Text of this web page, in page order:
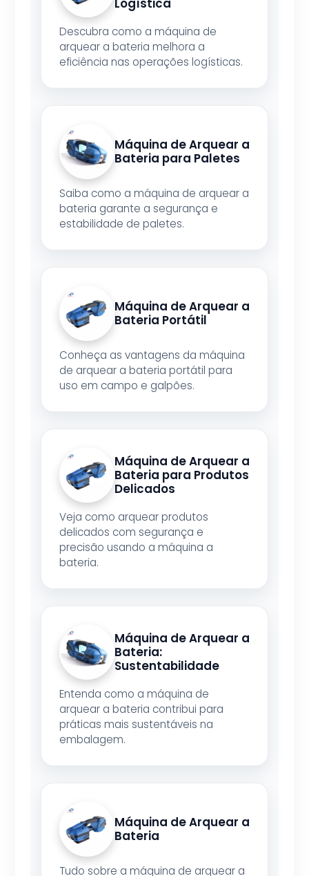
Logística
Descubra como a máquina de
arquear a bateria melhora a
eficiência nas operações logísticas.
Máquina de Arquear a
Bateria para Paletes
Saiba como a máquina de arquear a
bateria garante a segurança e
estabilidade de paletes.
Máquina de Arquear a
Bateria Portátil
Conheça as vantagens da máquina
de arquear a bateria portátil para
uso em campo e galpões.
Máquina de Arquear a
Bateria para Produtos
Delicados
Veja como arquear produtos
delicados com segurança e
precisão usando a máquina a
bateria.
Máquina de Arquear a
Bateria:
Sustentabilidade
Entenda como a máquina de
arquear a bateria contribui para
práticas mais sustentáveis na
embalagem.
Máquina de Arquear a
Bateria
Tudo sobre a máquina de arquear a